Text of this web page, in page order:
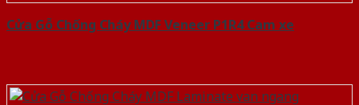
Cửa Gỗ Chống Cháy MDF Veneer P1R4 Cam xe